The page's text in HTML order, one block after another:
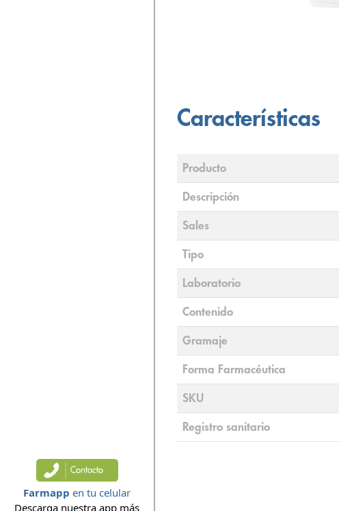
Farmapp en tu celular
Descarga nuestra app más
Características
Producto
Descripción
Sales
Tipo
Laboratorio
Contenido
Gramaje
Forma Farmacéutica
SKU
Registro sanitario